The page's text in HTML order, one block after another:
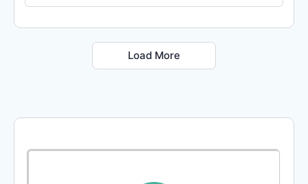
Load More